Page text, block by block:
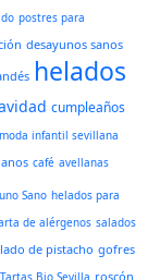
postres para
desayunos sanos
helados
cumpleaños
moda infantil sevillana
café avellanas
Sano helados para
de alérgenos salados
de pistacho gofres
Tartas Bio Sevilla roscón